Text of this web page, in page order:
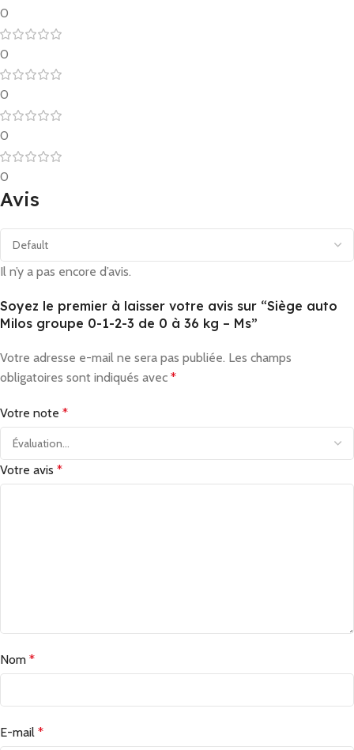
0
0
0
0
0
Avis
Il n’y a pas encore d’avis.
Soyez le premier à laisser votre avis sur “Siège auto
Milos groupe 0-1-2-3 de 0 à 36 kg – Ms”
Votre adresse e-mail ne sera pas publiée. Les champs
obligatoires sont indiqués avec *
Votre note *
Votre avis *
Nom *
E-mail *